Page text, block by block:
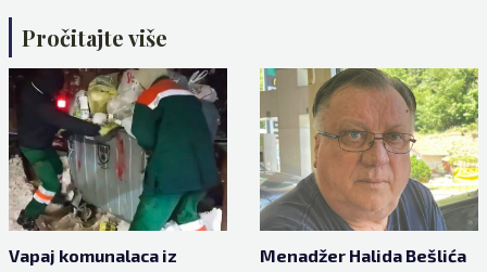
Pročitajte više
Vapaj komunalaca iz
Menadžer Halida Bešlića